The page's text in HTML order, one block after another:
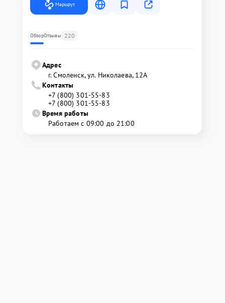
Маршрут
ОбзорОтзывы 220
Адрес
г. Смоленск, ул. Николаева, 12А
Контакты
+7 (800) 301-55-83
+7 (800) 301-55-83
Время работы
Работаем с 09:00 до 21:00